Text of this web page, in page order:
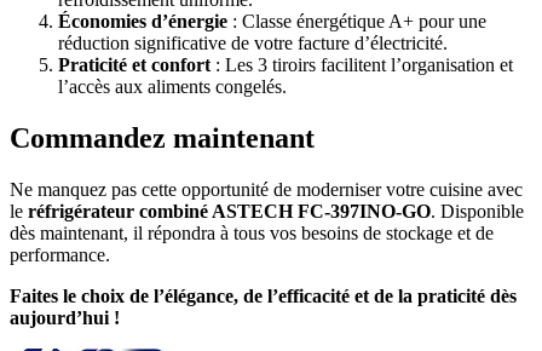
Économies d’énergie : Classe énergétique A+ pour une
réduction significative de votre facture d’électricité.
Praticité et confort : Les 3 tiroirs facilitent l’organisation et
l’accès aux aliments congelés.
Commandez maintenant
Ne manquez pas cette opportunité de moderniser votre cuisine avec
le réfrigérateur combiné ASTECH FC-397INO-GO. Disponible
dès maintenant, il répondra à tous vos besoins de stockage et de
performance.
Faites le choix de l’élégance, de l’efficacité et de la praticité dès
aujourd’hui !